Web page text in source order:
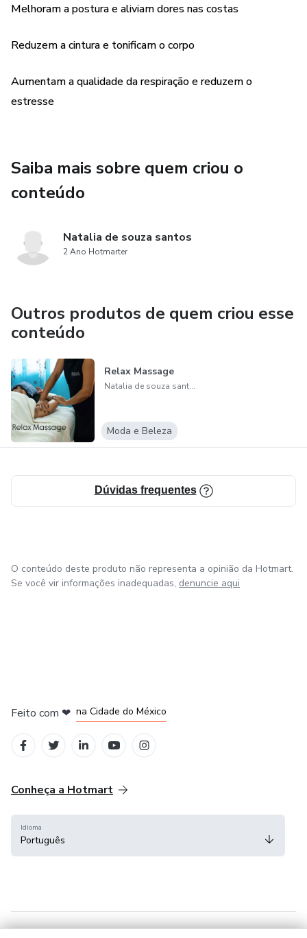
corretamente, mesmo sendo iniciante.
✅ Benefícios explicados para maximizar os resultados e
✅ Rotinas sugeridas para incluir o LPF no seu dia a dia, sem
💡 Perfeito para quem busca saúde, estética e qualidade
de vida no conforto de casa!
👉 Invista em você agora mesmo! Acesse o link na bio e
garanta o seu eBook com preço especial de lançamento.
Melhoram a postura e aliviam dores nas costas
Reduzem a cintura e tonificam o corpo
Aumentam a qualidade da respiração e reduzem o
estresse
Saiba mais sobre quem criou o
conteúdo
Natalia de souza santos
2 Ano Hotmarter
Outros produtos de quem criou esse
conteúdo
Relax Massage
Natalia de souza santos
Moda e Beleza
Dúvidas frequentes
O conteúdo deste produto não representa a opinião da Hotmart.
Se você vir informações inadequadas, denuncie aqui
Feito com ❤ na Cidade do México
Conheça a Hotmart
Idioma
Português